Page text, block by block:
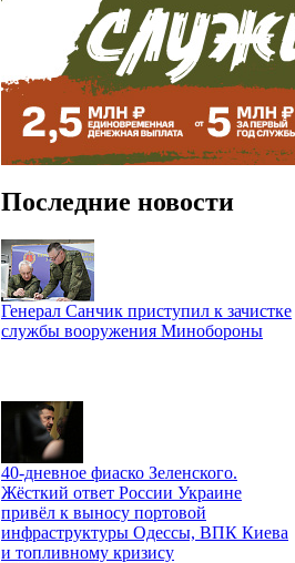
Последние новости
Генерал Санчик приступил к зачистке
службы вооружения Минобороны
40-дневное фиаско Зеленского.
Жёсткий ответ России Украине
привёл к выносу портовой
инфраструктуры Одессы, ВПК Киева
и топливному кризису